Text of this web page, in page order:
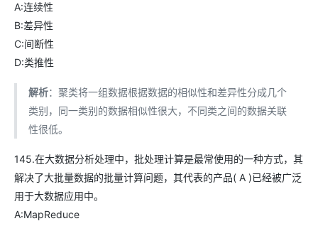
A:连续性
B:差异性
C:间断性
D:类推性
解析：聚类将一组数据根据数据的相似性和差异性分成几个
类别，同一类别的数据相似性很大，不同类之间的数据关联
性很低。
145.在大数据分析处理中，批处理计算是最常使用的一种方式，其
解决了大批量数据的批量计算问题，其代表的产品( A )已经被广泛
用于大数据应用中。
A:MapReduce